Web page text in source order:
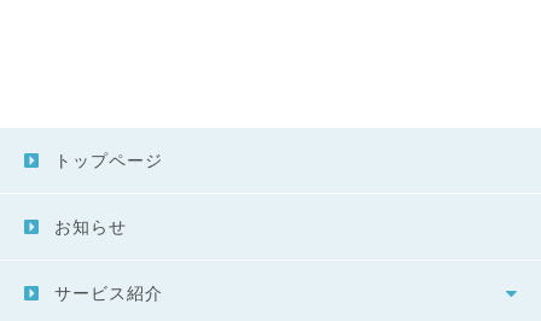
トップページ
お知らせ
サービス紹介